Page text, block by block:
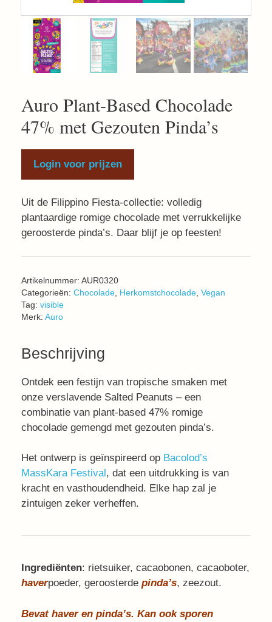
Auro Plant-Based Chocolade
47% met Gezouten Pinda’s
Login voor prijzen
Uit de Filippino Fiesta-collectie: volledig
plantaardige romige chocolade met verrukkelijke
geroosterde pinda’s. Daar blijf je op feesten!
Artikelnummer: AUR0320
Categorieën: Chocolade Herkomstchocolade Vegan
Tag: visible
Merk: Auro
Beschrijving
Ontdek een festijn van tropische smaken met
onze verslavende Salted Peanuts – een
combinatie van plant-based 47% romige
chocolade gemengd met gezouten pinda’s.
Het ontwerp is geïnspireerd op Bacolod’s
MassKara Festival, dat een uitdrukking is van
kracht en vasthoudendheid. Elke hap zal je
zintuigen zeker verheffen.
Ingrediënten: rietsuiker, cacaobonen, cacaoboter,
haverpoeder, geroosterde pinda’s, zeezout.
Bevat haver en pinda’s. Kan ook sporen